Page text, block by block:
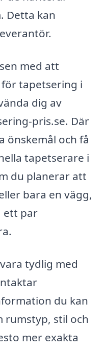
Detta kan
med att
tapetsering i
dig av
pris.se. Där
önskemål och få
tapetserare i
du planerar att
bara en vägg,
ett par
tydlig med
du kan
rumstyp, stil och
mer exakta